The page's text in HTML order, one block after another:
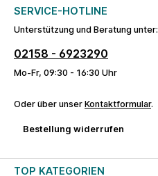
SERVICE-HOTLINE
Unterstützung und Beratung unter:
02158 - 6923290
Mo-Fr, 09:30 - 16:30 Uhr
Oder über unser Kontaktformular.
Bestellung widerrufen
TOP KATEGORIEN